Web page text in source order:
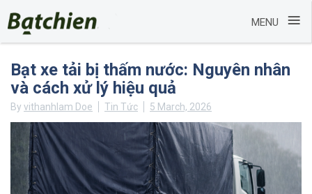
MENU ≡
content
Bạt xe tải bị thấm nước: Nguyên nhân
và cách xử lý hiệu quả
By vithanhlam Doe Tin Tức 5 March, 2026